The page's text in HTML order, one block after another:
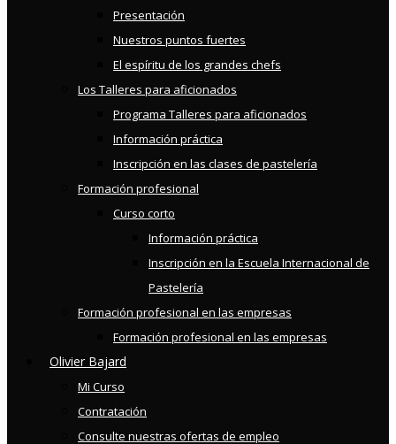
Presentación
Nuestros puntos fuertes
El espíritu de los grandes chefs
Los Talleres para aficionados
Programa Talleres para aficionados
Información práctica
Inscripción en las clases de pastelería
Formación profesional
Curso corto
Información práctica
Inscripción en la Escuela Internacional de
Pastelería
Formación profesional en las empresas
Formación profesional en las empresas
Olivier Bajard
Mi Curso
Contratación
Consulte nuestras ofertas de empleo